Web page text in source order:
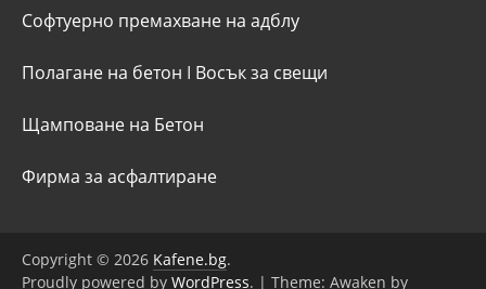
Софтуерно премахване на адблу
Полагане на бетон I Восък за свещи
Щамповане на Бетон
Фирма за асфалтиране
Copyright © 2026 Kafene.bg.
Proudly powered by WordPress. | Theme: Awaken by